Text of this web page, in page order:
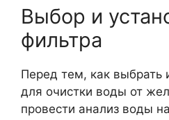
Выбор и
фильтра
Перед тем, как выбрать
для очистки воды от
провести анализ воды